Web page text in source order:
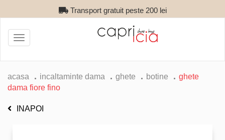
Transport gratuit peste 200 lei
Toggle
navigation
acasa incaltaminte dama ghete botine
ghete
dama fiore fino
INAPOI